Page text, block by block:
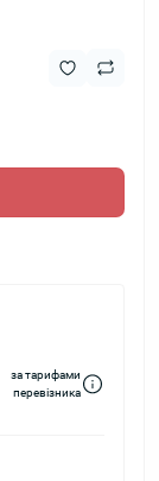
за тарифами
перевізника